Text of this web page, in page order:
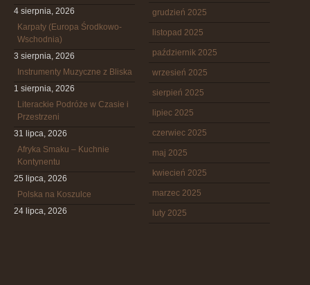
4 sierpnia, 2026
Karpaty (Europa Środkowo-
Wschodnia)
3 sierpnia, 2026
Instrumenty Muzyczne z Bliska
1 sierpnia, 2026
Literackie Podróże w Czasie i
Przestrzeni
31 lipca, 2026
Afryka Smaku – Kuchnie
Kontynentu
25 lipca, 2026
Polska na Koszulce
24 lipca, 2026
grudzień 2025
listopad 2025
październik 2025
wrzesień 2025
sierpień 2025
lipiec 2025
czerwiec 2025
maj 2025
kwiecień 2025
marzec 2025
luty 2025